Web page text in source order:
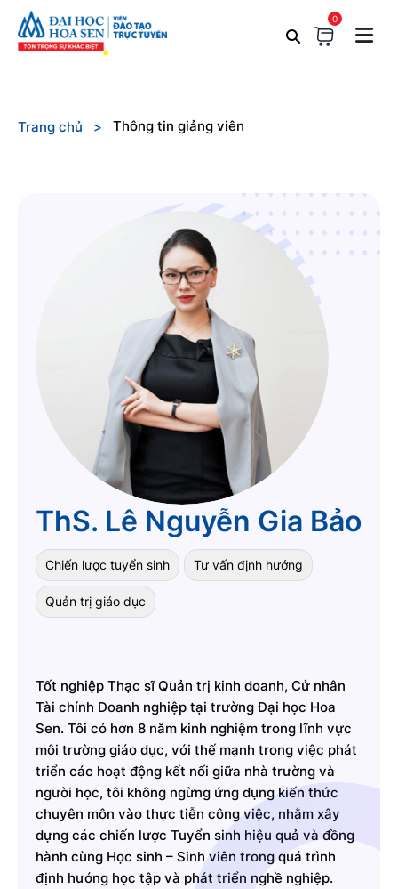
0
Trang chủ Thông tin giảng viên
ThS. Lê Nguyễn Gia Bảo
Chiến lược tuyển sinh Tư vấn định hướng
Quản trị giáo dục
Tốt nghiệp Thạc sĩ Quản trị kinh doanh, Cử nhân
Tài chính Doanh nghiệp tại trường Đại học Hoa
Sen. Tôi có hơn 8 năm kinh nghiệm trong lĩnh vực
môi trường giáo dục, với thế mạnh trong việc phát
triển các hoạt động kết nối giữa nhà trường và
người học, tôi không ngừng ứng dụng kiến thức
chuyên môn vào thực tiễn công việc, nhằm xây
dựng các chiến lược Tuyển sinh hiệu quả và đồng
hành cùng Học sinh – Sinh viên trong quá trình
định hướng học tập và phát triển nghề nghiệp.